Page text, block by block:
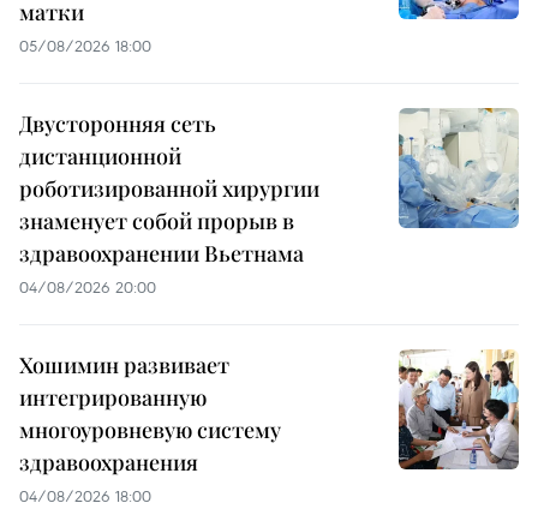
матки
05/08/2026 18:00
Двусторонняя сеть
дистанционной
роботизированной хирургии
знаменует собой прорыв в
здравоохранении Вьетнама
04/08/2026 20:00
Хошимин развивает
интегрированную
многоуровневую систему
здравоохранения
04/08/2026 18:00